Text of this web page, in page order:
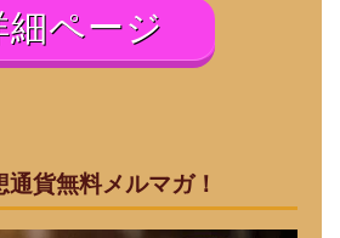
細ページ
貨無料メルマガ！